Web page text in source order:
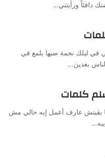
ورأيتني…
في ليلك نجمة ضيها يلمع في
بعدين…
كلمات
بقيتش عارف أعمل إيه حالي مش